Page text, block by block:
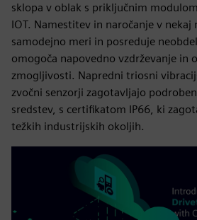
sklopa v oblak s priključnim
IOT. Namestitev in naročanje v
samodejno meri in posreduje
omogoča napovedno vzdrževanje in
zmogljivosti. Napredni triosni
zvočni senzorji zagotavljajo
sredstev, s certifikatom IP66, ki
težkih industrijskih okoljih.